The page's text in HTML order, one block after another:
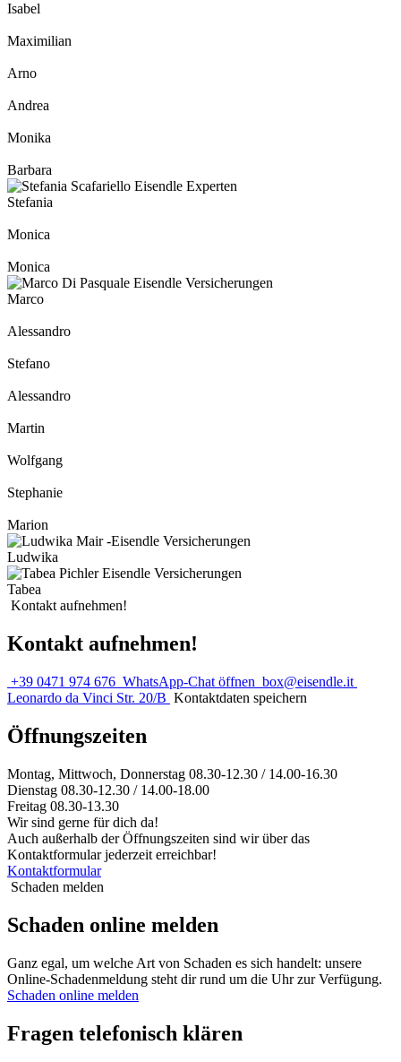
Isabel
Maximilian
Arno
Andrea
Monika
Barbara
Stefania
Monica
Monica
Marco
Alessandro
Stefano
Alessandro
Martin
Wolfgang
Stephanie
Marion
Ludwika
Tabea
Kontakt aufnehmen!
Kontakt aufnehmen!
+39 0471 974 676 WhatsApp-Chat öffnen box@eisendle.it
Leonardo da Vinci Str. 20/B Kontaktdaten speichern
Öffnungszeiten
Montag, Mittwoch, Donnerstag 08.30-12.30 / 14.00-16.30
Dienstag 08.30-12.30 / 14.00-18.00
Freitag 08.30-13.30
Wir sind gerne für dich da!
Auch außerhalb der Öffnungszeiten sind wir über das
Kontaktformular jederzeit erreichbar!
Kontaktformular
Schaden melden
Schaden online melden
Ganz egal, um welche Art von Schaden es sich handelt: unsere
Online-Schadenmeldung steht dir rund um die Uhr zur Verfügung.
Schaden online melden
Fragen telefonisch klären